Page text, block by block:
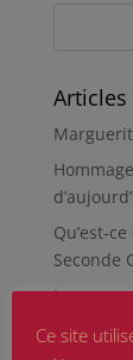
Articles
Qu’est-
Seconde
La revue
musée
Ce site